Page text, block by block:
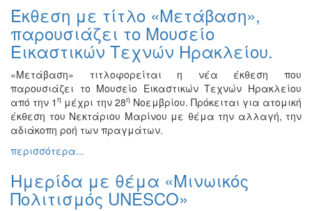
Σεμινάρια-
Διαλέξεις-
Ομιλίες
Διάφορες
Εκθέσεις
Εκδηλώσεις
για
Παιδιά
Άλλες
Εκδηλώσεις
Έκθεση με τίτλο «Μετάβαση»,
παρουσιάζει το Μουσείο
Εικαστικών Τεχνών Ηρακλείου.
«Μετάβαση» τιτλοφορείται η νέα έκθεση που
παρουσιάζει το Μουσείο Εικαστικών Τεχνών Ηρακλείου
από την 1 η μέχρι την 28η Νοεμβρίου. Πρόκειται για ατομική
έκθεση του Νεκτάριου Μαρίνου με θέμα την αλλαγή, την
αδιάκοπη ροή των πραγμάτων.
περισσότερα...
Ημερίδα με θέμα «Μινωικός
Πολιτισμός UNESCO»